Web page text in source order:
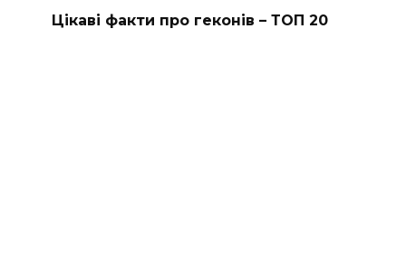
Цікаві факти про геконів – ТОП 20